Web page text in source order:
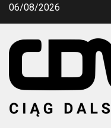
Przejdź
06/08/2026